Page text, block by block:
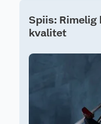
Spiis:
kvalitet